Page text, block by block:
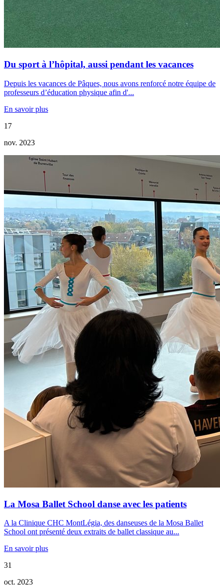
Du sport à l’hôpital, aussi pendant les vacances
Depuis les vacances de Pâques, nous avons renforcé notre équipe de
professeurs d’éducation physique afin d'...
En savoir plus
17
nov. 2023
La Mosa Ballet School danse avec les patients
A la Clinique CHC MontLégia, des danseuses de la Mosa Ballet
School ont présenté deux extraits de ballet classique au...
En savoir plus
31
oct. 2023